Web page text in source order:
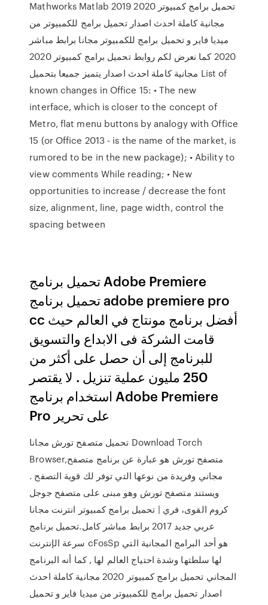
Mathworks Matlab 2019 تحميل برامج كمبيوتر 2020
مجانية كاملة احدث اصدار تحميل برامج للكمبيوتر من
ميديا فاير و تحميل برامج للكمبيوتر مجانا برابط مباشر
2020 كما نعرض لكم روابط تحميل برامج كمبيوتر 2020
مجانية كاملة احدث اصدار يتميز جميعا بتحميل List of
known changes in Office 15: • The new
interface, which is closer to the concept of
Metro, flat menu buttons by analogy with Office
15 (or Office 2013 - is the name of the market, is
rumored to be in the new package); • Ability to
view comments While reading; • New
opportunities to increase / decrease the font
size, alignment, line, page width, control the
spacing between
تحميل برنامج Adobe Premiere
تحميل برنامج adobe premiere pro
cc أفضل برنامج مونتاج في العالم حيث
قامت الشركة فى الابداع والتسويق
للبرنامج إلى أن حصل على أكثر من
250 مليون عملية تنزيل . لا يقتصر
استخدام برنامج Adobe Premiere
Pro على تحرير
تحميل متصفح تورش مجانا Download Torch
Browser,متصفح تورش هو عبارة عن برنامج متصفح
مجاني وفريدة من نوعها التي توفر لك قوية التصفح .
ويستند متصفح تورش وهو مبنى على متصفح جوجل
كروم القوى، فري | تحميل برامج كمبيوتر انترنت مجانا
عربي جديد 2017 برابط مباشر كامل.تحميل برنامج
سرعة الإنترنت cFosSp هو أحد البرامج المجانية التي
لها سلطتها وشدة احتياج العالم لها , كما أنه البرنامج
المجاني تحميل برامج كمبيوتر 2020 مجانية كاملة احدث
اصدار تحميل برامج للكمبيوتر من ميديا فاير و تحميل